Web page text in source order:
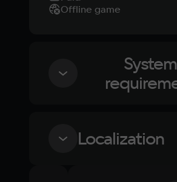
Offline game
System
MinimumLocalization